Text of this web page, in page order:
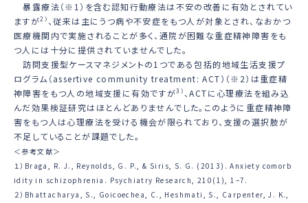
暴露療法（※1）を含む認知行動療法は不安の改善に有効とされてい
ますが2） 、従来は主にうつ病や不安症をもつ人が対象とされ、なおかつ
医療機関内で実施されることが多く、通院が困難な重症精神障害をも
つ人には十分に提供されていませんでした。
訪問支援型ケースマネジメントの1つである包括的地域生活支援プ
ログラム（assertive community treatment: ACT）（※2）は重症精
神障害をもつ人の地域支援に有効ですが3） 、ACTに心理療法を組み込
んだ効果検証研究はほとんどありませんでした。このように重症精神障
害をもつ人は心理療法を受ける機会が限られており、支援の選択肢が
不足していることが課題でした。
＜参考文献＞
１）Braga, R. J., Reynolds, G. P., & Siris, S. G. (2013). Anxiety comorb
idity in schizophrenia. Psychiatry Research, 210(1), 1–7.
２）Bhattacharya, S., Goicoechea, C., Heshmati, S., Carpenter, J. K.,